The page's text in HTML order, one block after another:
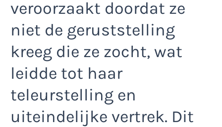
veroorzaakt doordat ze
niet de geruststelling
kreeg die ze zocht, wat
leidde tot haar
teleurstelling en
uiteindelijke vertrek. Dit